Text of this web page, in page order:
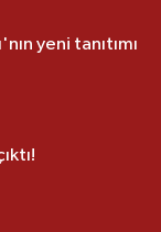
yeni tanıtımı